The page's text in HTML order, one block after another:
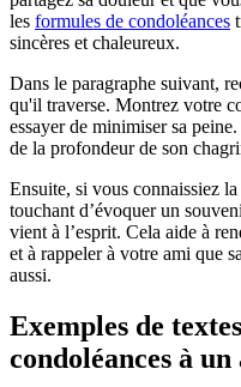
les formules de condoléances
sincères et chaleureux.
Dans le paragraphe suivant,
qu'il traverse. Montrez votre
essayer de minimiser sa
de la profondeur de son
Ensuite, si vous connaissiez
touchant d’évoquer un
vient à l’esprit. Cela aide à
et à rappeler à votre ami que
aussi.
Exemples de
condoléances à un